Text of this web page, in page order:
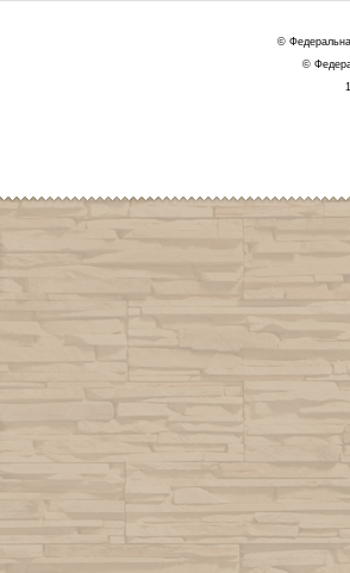
©
©